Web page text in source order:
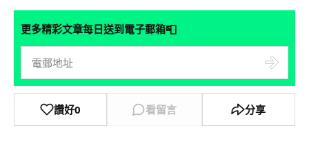
更多精彩文章每日送到電子郵箱📮
讚好0 看留言 分享